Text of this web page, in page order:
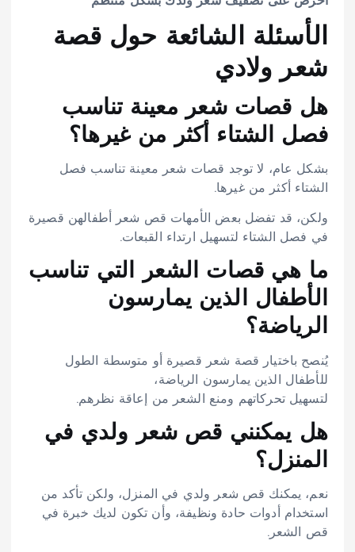
الأسئلة الشائعة حول قصة
شعر ولادي
هل قصات شعر معينة تناسب
فصل الشتاء أكثر من غيرها؟
بشكل عام، لا توجد قصات شعر معينة تناسب فصل
الشتاء أكثر من غيرها.
ولكن، قد تفضل بعض الأمهات قص شعر أطفالهن قصيرة
في فصل الشتاء لتسهيل ارتداء القبعات.
ما هي قصات الشعر التي تناسب
الأطفال الذين يمارسون
الرياضة؟
يُنصح باختيار قصة شعر قصيرة أو متوسطة الطول
للأطفال الذين يمارسون الرياضة،
لتسهيل تحركاتهم ومنع الشعر من إعاقة نظرهم.
هل يمكنني قص شعر ولدي في
المنزل؟
نعم، يمكنك قص شعر ولدي في المنزل، ولكن تأكد من
استخدام أدوات حادة ونظيفة، وأن تكون لديك خبرة في
قص الشعر.